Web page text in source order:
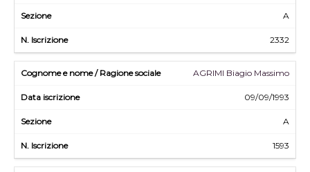
A
2332
AGRIMI Biagio Massimo
09/09/1993
A
1593